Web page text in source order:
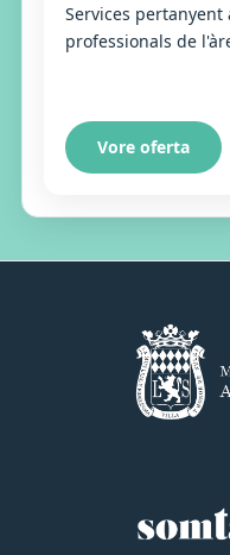
Services pertanyent
professionals de
Vore oferta